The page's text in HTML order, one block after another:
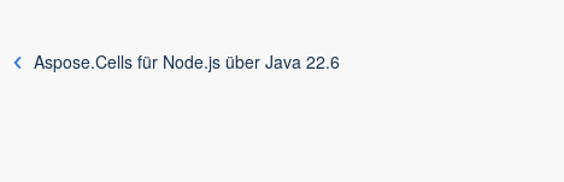
Aspose.Cells für Node.js über Java 22.6